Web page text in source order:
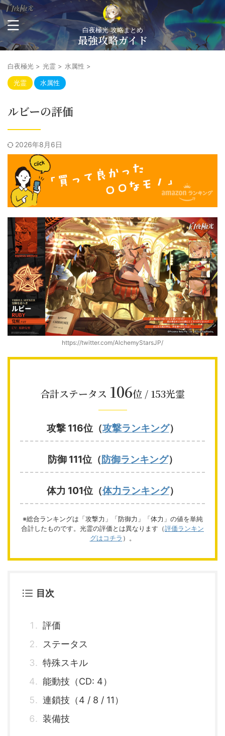
白夜極光 攻略まとめ
最強攻略ガイド
白夜極光 > 光霊 > 水属性 >
光霊 水属性
ルビーの評価
2026年8月6日
https://twitter.com/AlchemyStarsJP/
合計ステータス 106位 / 153光霊
攻撃 116位（攻撃ランキング）
防御 111位（防御ランキング）
体力 101位（体力ランキング）
※総合ランキングは「攻撃力」「防御力」「体力」の値を単純
合計したものです。光霊の評価とは異なります（評価ランキン
グはコチラ ）。
目次
評価
ステータス
特殊スキル
能動技（CD: 4）
連鎖技（4 / 8 / 11）
装備技